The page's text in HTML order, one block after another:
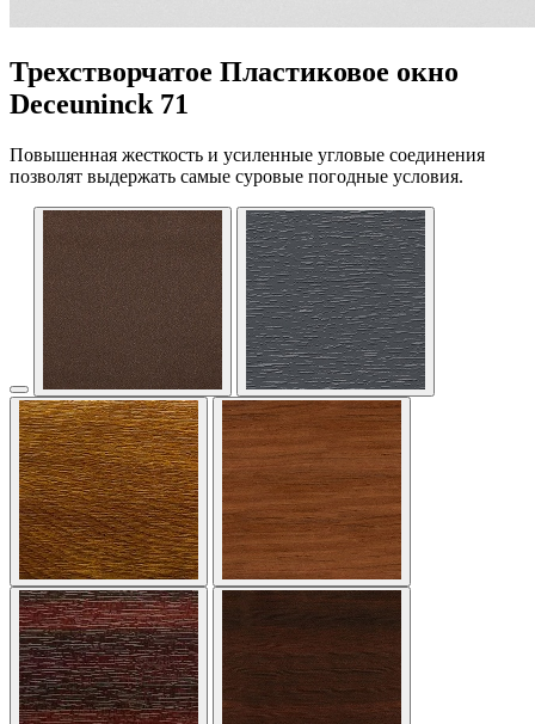
Трехстворчатое Пластиковое окно
Deceuninck 71
Повышенная жесткость и усиленные угловые соединения
позволят выдержать самые суровые погодные условия.